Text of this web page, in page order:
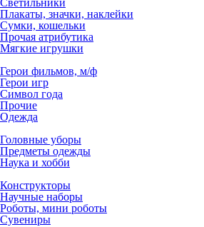
Светильники
Плакаты, значки, наклейки
Сумки, кошельки
Прочая атрибутика
Мягкие игрушки
Герои фильмов, м/ф
Герои игр
Символ года
Прочие
Одежда
Головные уборы
Предметы одежды
Наука и хобби
Конструкторы
Научные наборы
Роботы, мини роботы
Сувениры